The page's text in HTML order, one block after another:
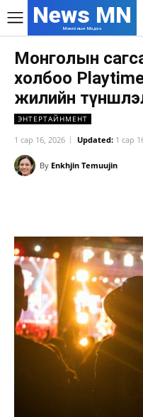
News MN
Монголын Мэдээ
Монголын
холбоо
жилийн
ЭНТЕРТАЙНМЕНТ
1 сар 16, 2026 Updated: 1 сар
By Enkhjin Temuujin